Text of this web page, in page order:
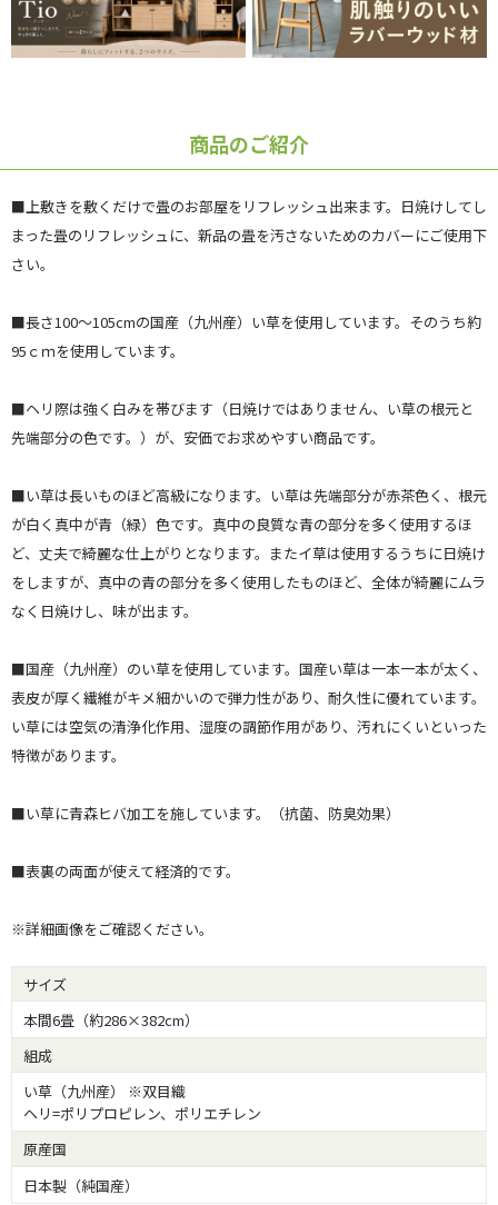
商品のご紹介
■上敷きを敷くだけで畳のお部屋をリフレッシュ出来ます。日焼けしてし
まった畳のリフレッシュに、新品の畳を汚さないためのカバーにご使用下
さい。
■長さ100～105cmの国産（九州産）い草を使用しています。そのうち約
95ｃｍを使用しています。
■ヘリ際は強く白みを帯びます（日焼けではありません、い草の根元と
先端部分の色です。）が、安価でお求めやすい商品です。
■い草は長いものほど高級になります。い草は先端部分が赤茶色く、根元
が白く真中が青（緑）色です。真中の良質な青の部分を多く使用するほ
ど、丈夫で綺麗な仕上がりとなります。またイ草は使用するうちに日焼け
をしますが、真中の青の部分を多く使用したものほど、全体が綺麗にムラ
なく日焼けし、味が出ます。
■国産（九州産）のい草を使用しています。国産い草は一本一本が太く、
表皮が厚く繊維がキメ細かいので弾力性があり、耐久性に優れています。
い草には空気の清浄化作用、湿度の調節作用があり、汚れにくいといった
特徴があります。
■い草に青森ヒバ加工を施しています。（抗菌、防臭効果）
■表裏の両面が使えて経済的です。
※詳細画像をご確認ください。
サイズ
本間6畳（約286×382cm）
組成
い草（九州産） ※双目織
ヘリ=ポリプロピレン、ポリエチレン
原産国
日本製（純国産）